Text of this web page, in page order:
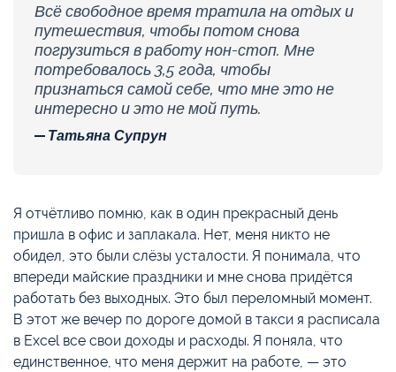
Всё свободное время тратила на отдых и
путешествия, чтобы потом снова
погрузиться в работу нон-стоп. Мне
потребовалось 3,5 года, чтобы
признаться самой себе, что мне это не
интересно и это не мой путь.
Татьяна Супрун
Я отчётливо помню, как в один прекрасный день
пришла в офис и заплакала. Нет, меня никто не
обидел, это были слёзы усталости. Я понимала, что
впереди майские праздники и мне снова придётся
работать без выходных. Это был переломный момент.
В этот же вечер по дороге домой в такси я расписала
в Excel все свои доходы и расходы. Я поняла, что
единственное, что меня держит на работе, — это